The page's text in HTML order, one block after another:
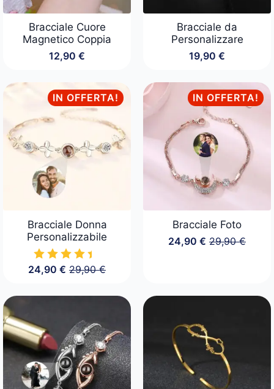
Bracciale Cuore
Magnetico Coppia
12,90 €
Bracciale da
Personalizzare
19,90 €
IN OFFERTA!
Bracciale Donna
Personalizzabile
29,90€
Il
originale
29,90 €.
24,90€ Il
attuale
24,90 €.
IN OFFERTA!
Bracciale Foto
29,90€
Il
29,90 €.
24,90€ Il
24,90 €.